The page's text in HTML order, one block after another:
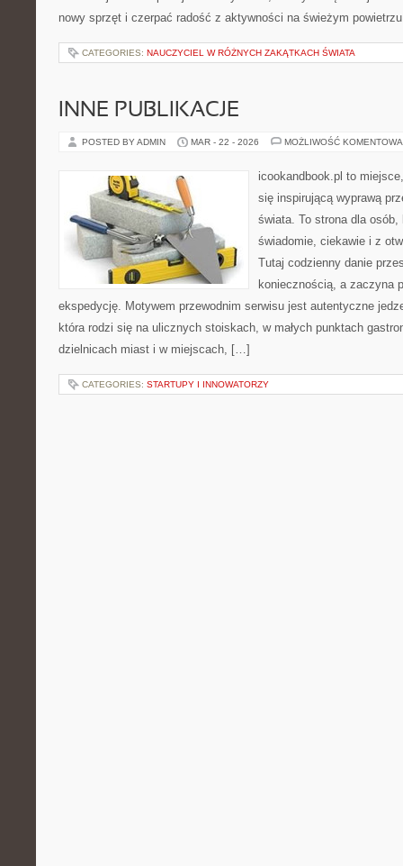
nowy sprzęt i czerpać radość z aktywności na świeżym
CATEGORIES: NAUCZYCIEL W RÓŻNYCH ZAKĄTKACH ŚWIATA
INNE PUBLIKACJE
POSTED BY ADMIN MAR - 22 - 2026 MOŻLIWOŚĆ
icookandbook.pl to
się inspirującą wyprawą
świata. To strona dla
świadomie, ciekawie i z
Tutaj codzienny danie
koniecznością, a zaczyna
ekspedycję. Motywem przewodnim serwisu jest autentyczne
która rodzi się na ulicznych stoiskach, w małych punktach
dzielnicach miast i w miejscach, […]
CATEGORIES: STARTUPY I INNOWATORZY